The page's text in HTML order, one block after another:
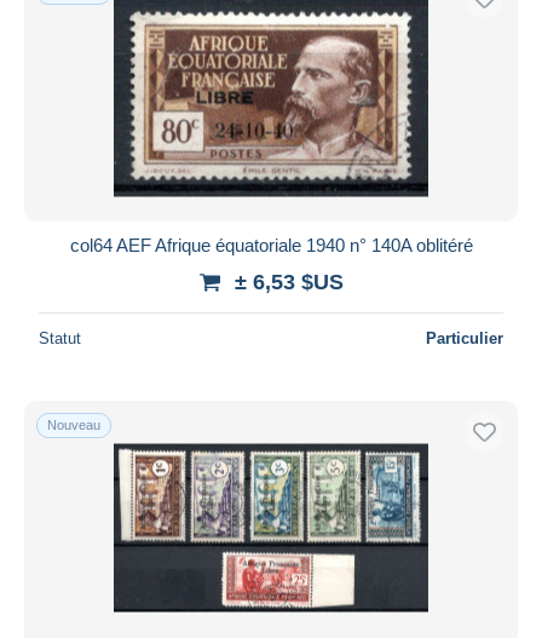
col64 AEF Afrique équatoriale 1940 n° 140A oblitéré
± 6,53 $US
Statut Particulier
Nouveau